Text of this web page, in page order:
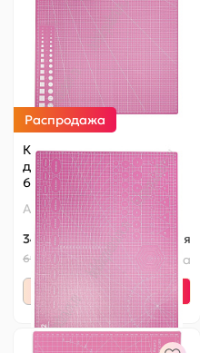
Распродажа
Коврик для рукоделия
двухсторонний А2 (SF-
6073) розовый УЦЕНКА
Артикул: 140-780
347 ₽
Оптовая
695 ₽ Старая цена
- +